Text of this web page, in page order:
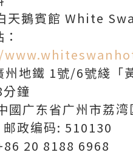
天鵝賓館 White
州地鐵 1號/6號綫「
鐘
國广东省广州市荔湾
邮政编码: 510130
20 8188 6968